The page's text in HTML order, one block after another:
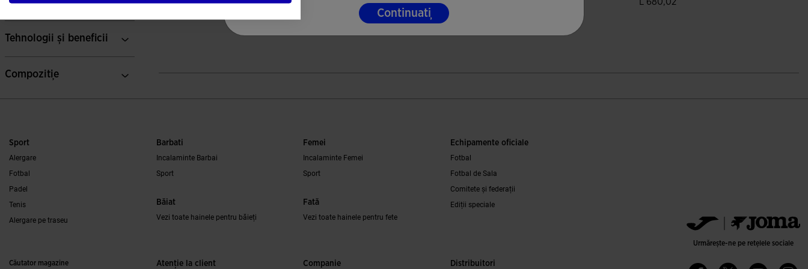
Sizes
Tehnologii și beneficii
Compoziție
L 536,03 L 692,12
3,7 din 5 evaluări ale clienților
L 692,12
4,8 din 5 evaluări ale clienților 5 din 5 evaluări ale clienților
L 680,02
3,7 din 5 evaluări ale clienților
Sport
Alergare
Fotbal
Padel
Tenis
Alergare pe traseu
Barbati
Incalaminte Barbai
Sport
Băiat
Vezi toate hainele pentru băieți
Femei
Incalaminte Femei
Sport
Fată
Vezi toate hainele pentru fete
Echipamente oficiale
Fotbal
Fotbal de Sala
Comitete și federații
Ediții speciale
Căutator magazine Atenţie la client Companie Distribuitori
Urmărește-ne pe rețelele sociale
Continuați